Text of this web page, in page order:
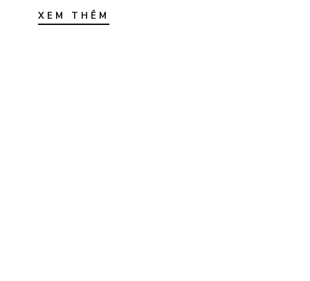
XEM THÊM